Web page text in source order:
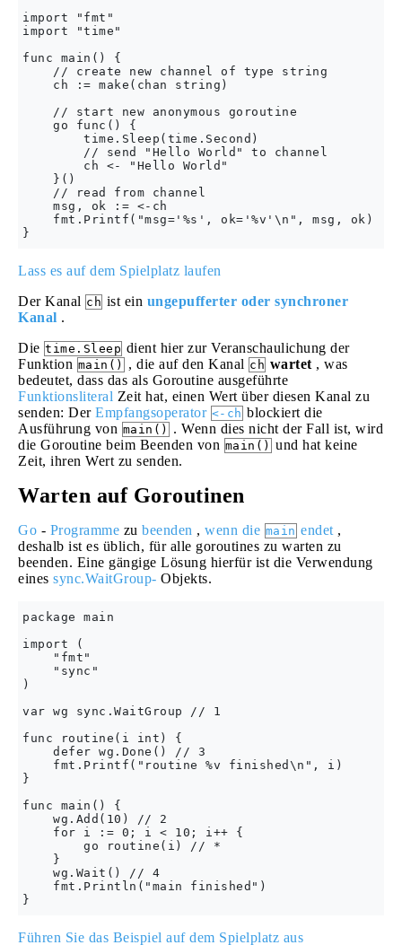
import "fmt"
import "time"
func main() {
    // create new channel of type string
    ch := make(chan string)
    // start new anonymous goroutine
    go func() {
        time.Sleep(time.Second)
        // send "Hello World" to channel
        ch <- "Hello World"
    }()
    // read from channel
    msg, ok := <-ch
    fmt.Printf("msg='%s', ok='%v'\n", msg, ok)
Lass es auf dem Spielplatz laufen
Der Kanal ch ist ein ungepufferter oder synchroner
Kanal .
Die time.Sleep dient hier zur Veranschaulichung der
Funktion main() , die auf den Kanal ch wartet , was
bedeutet, dass das als Goroutine ausgeführte
Funktionsliteral Zeit hat, einen Wert über diesen Kanal zu
senden: Der Empfangsoperator <-ch blockiert die
Ausführung von main()
. Wenn dies nicht der Fall ist, wird
die Goroutine beim Beenden von main() und hat keine
Zeit, ihren Wert zu senden.
Warten auf Goroutinen
Go - Programme zu beenden , wenn die main endet ,
deshalb ist es üblich, für alle goroutines zu warten zu
beenden. Eine gängige Lösung hierfür ist die Verwendung
eines sync.WaitGroup- Objekts.
package main
import (
    "fmt"
    "sync"
)
var wg sync.WaitGroup // 1
func routine(i int) {
    defer wg.Done() // 3
    fmt.Printf("routine %v finished\n", i)
}
func main() {
    wg.Add(10) // 2
    for i := 0; i < 10; i++ {
        go routine(i) // *
    }
    wg.Wait() // 4
    fmt.Println("main finished")
Führen Sie das Beispiel auf dem Spielplatz aus